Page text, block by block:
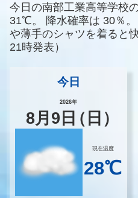
今日の南部工業高等学校
31℃。
降水確率は 30％。
や薄手のシャツを着ると
21時発表）
今日
2026年
8月 9 日（日）
現在温度
28℃